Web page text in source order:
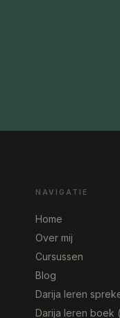
NAVIGATIE
Home
Over mij
Cursussen
Blog
Darija leren
Darija leren boek